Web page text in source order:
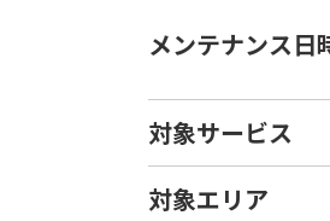
メンテナンス日
対象サービス
対象エリア